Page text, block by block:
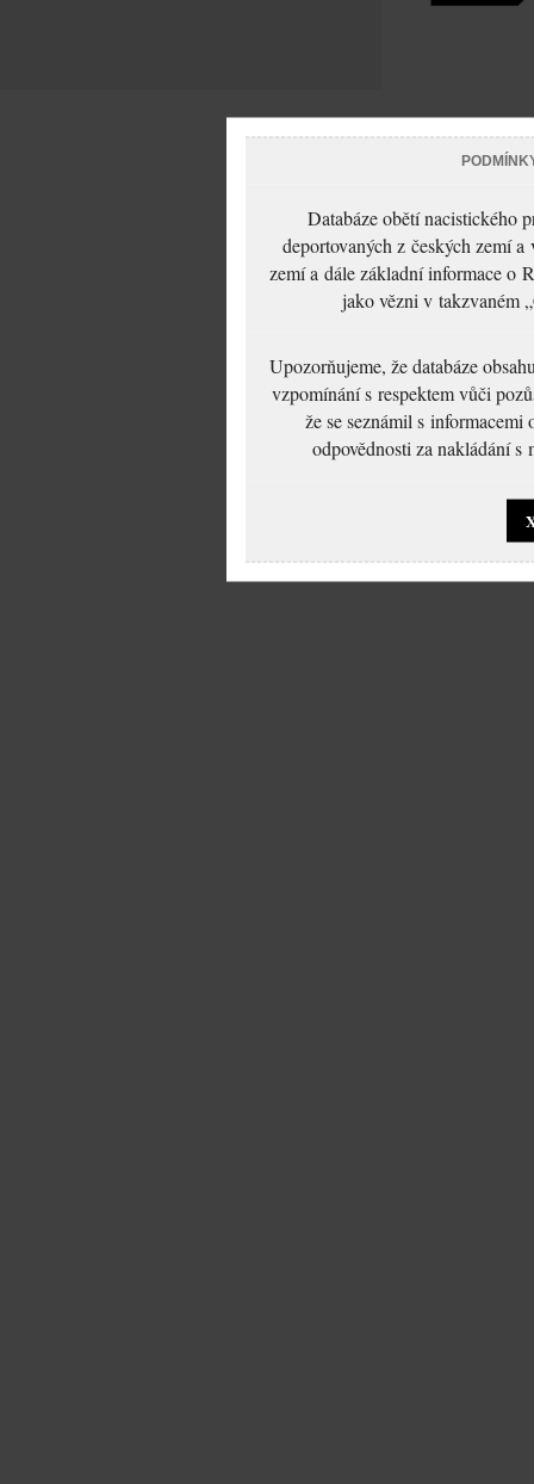
Databáze obětí nacistického
deportovaných z českých zemí
zemí a dále základní informace o
jako vězni v takzvaném
Upozorňujeme, že databáze
vzpomínání s respektem vůči
že se seznámil s
odpovědnosti za nakládání